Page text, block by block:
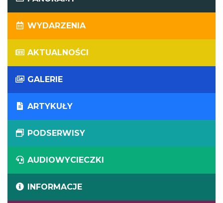
WYDARZENIA
AKTUALNOŚCI
GALERIE
ARTYKUŁY
PODSERWISY
AUDIOWYCIECZKI
INFORMACJE